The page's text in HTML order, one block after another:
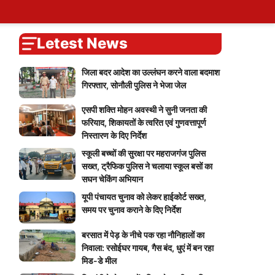
Letest News
जिला बदर आदेश का उल्लंघन करने वाला बदमाश
गिरफ्तार, सोनौली पुलिस ने भेजा जेल
एसपी शक्ति मोहन अवस्थी ने सुनी जनता की
फरियाद, शिकायतों के त्वरित एवं गुणवत्तापूर्ण
निस्तारण के दिए निर्देश
स्कूली बच्चों की सुरक्षा पर महराजगंज पुलिस
सख्त, ट्रैफिक पुलिस ने चलाया स्कूल बसों का
सघन चेकिंग अभियान
यूपी पंचायत चुनाव को लेकर हाईकोर्ट सख्त,
समय पर चुनाव कराने के दिए निर्देश
बरसात में पेड़ के नीचे पक रहा नौनिहालों का
निवाला: रसोईघर गायब, गैस बंद, धुएं में बन रहा
मिड-डे मील